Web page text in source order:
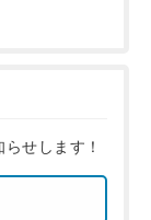
せします！